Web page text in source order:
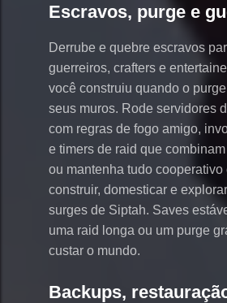
Escravos, purge e
Derrube e quebre escravos
guerreiros, crafters e
você construiu quando o
seus muros. Rode servidores
com regras de fogo amigo,
e timers de raid que
ou mantenha tudo cooperativo
construir, domesticar e
surges de Siptah. Saves
uma raid longa ou um purge
custar o mundo.
Backups,